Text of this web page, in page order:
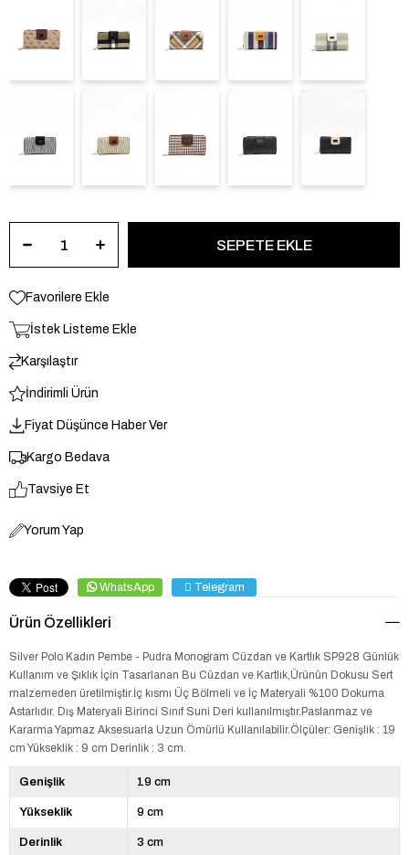
Favorilere Ekle
İstek Listeme Ekle
Karşılaştır
İndirimli Ürün
Fiyat Düşünce Haber Ver
Kargo Bedava
Tavsiye Et
Yorum Yap
WhatsApp Telegram
Ürün Özellikleri
Silver Polo Kadın Pembe - Pudra Monogram Cüzdan ve Kartlık SP928 Günlük
Kullanım ve Şıklık İçin Tasarlanan Bu Cüzdan ve Kartlık,Ürünün Dokusu Sert
malzemeden üretilmiştir.İç kısmı Üç Bölmeli ve İç Materyali %100 Dokuma
Astarlıdır. Dış Materyali Birinci Sınıf Suni Deri kullanılmıştır.Paslanmaz ve
Kararma Yapmaz Aksesuarla Uzun Ömürlü Kullanılabilir.Ölçüler: Genişlik : 19
cm Yükseklik : 9 cm Derinlik : 3 cm.
Genişlik 19 cm
Yükseklik 9 cm
Derinlik 3 cm